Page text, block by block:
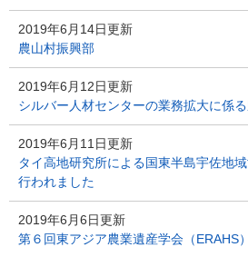
2019年6月14日更新
農山村振興部
2019年6月12日更新
シルバー人材センターの業務拡大に係
2019年6月11日更新
タイ高地研究所による国東半島宇佐地
行われました
2019年6月6日更新
第６回東アジア農業遺産学会（ERAHS